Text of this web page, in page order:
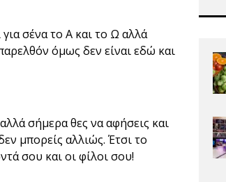
για σένα το Α και το Ω αλλά
όμως δεν είναι εδώ και
σήμερα θες να αφήσεις και
μπορείς αλλιώς. Έτσι το
σου και οι φίλοι σου!